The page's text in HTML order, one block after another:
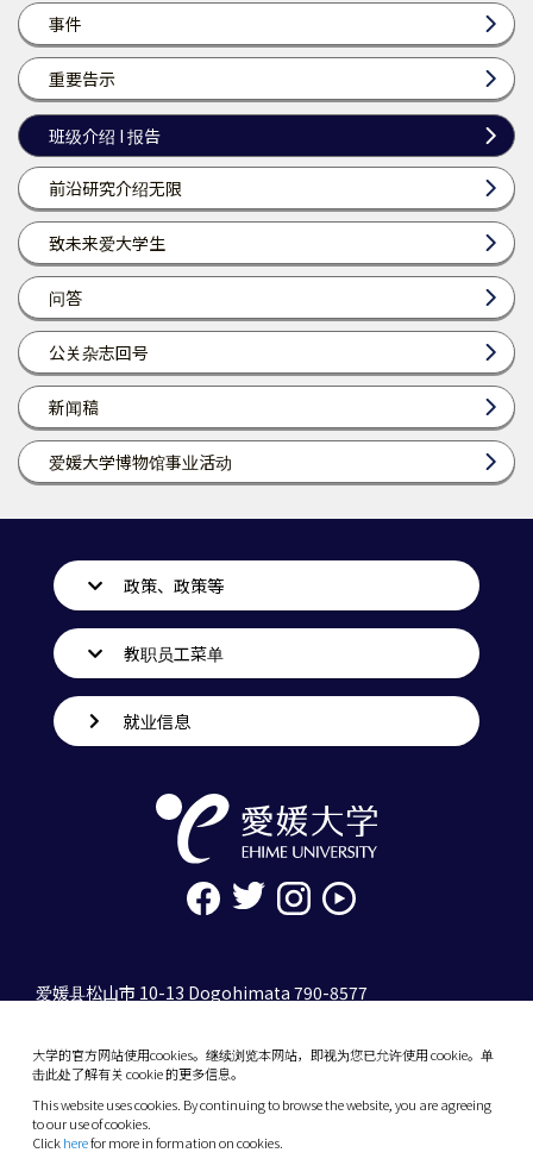
事件
重要告示
班级介绍 I 报告
前沿研究介绍无限
致未来爱大学生
问答
公关杂志回号
新闻稿
爱媛大学博物馆事业活动
大学的官方网站使用cookies。继续浏览本网站，即视为您已允许使用 cookie。单
击此处了解有关 cookie 的更多信息。
This website uses cookies. By continuing to browse the website, you are agreeing
to our use of cookies.
Clickherefor more in formation on cookies.
政策、政策等
教职员工菜单
就业信息
爱媛县松山市 10-13 Dogohimata 790-8577
10-13 Dogo-Himata, Matsuyama, Ehime 790-
Phone: +81 89-927-9000